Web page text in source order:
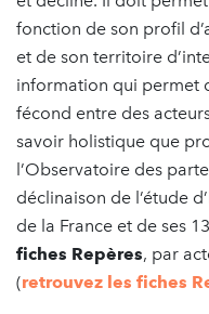
fonction de son profil
et de son territoire
information qui permet
fécond entre des
savoir holistique que
l’Observatoire des
déclinaison de l’étude
de la France et de ses
fiches Repères, par
(retrouvez les fiches